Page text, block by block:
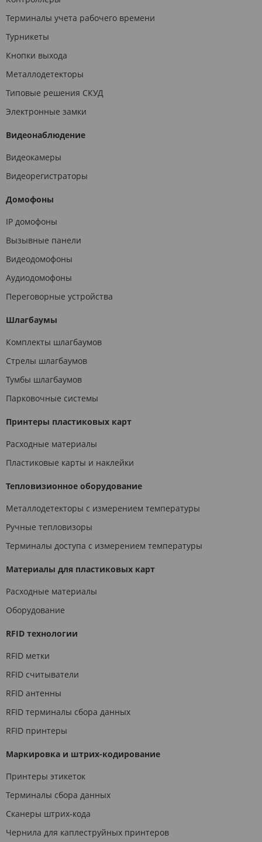
Терминалы учета рабочего времени
Турникеты
Кнопки выхода
Металлодетекторы
Типовые решения СКУД
Электронные замки
Видеонаблюдение
Видеокамеры
Видеорегистраторы
Домофоны
IP домофоны
Вызывные панели
Видеодомофоны
Аудиодомофоны
Переговорные устройства
Шлагбаумы
Комплекты шлагбаумов
Стрелы шлагбаумов
Тумбы шлагбаумов
Парковочные системы
Принтеры пластиковых карт
Расходные материалы
Пластиковые карты и наклейки
Тепловизионное оборудование
Металлодетекторы с измерением температуры
Ручные тепловизоры
Терминалы доступа с измерением температуры
Материалы для пластиковых карт
Расходные материалы
Оборудование
RFID технологии
RFID метки
RFID считыватели
RFID антенны
RFID терминалы сбора данных
RFID принтеры
Маркировка и штрих-кодирование
Принтеры этикеток
Терминалы сбора данных
Сканеры штрих-кода
Чернила для каплеструйных принтеров